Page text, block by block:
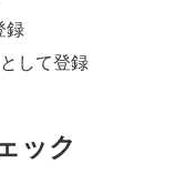
録
して登録
ック